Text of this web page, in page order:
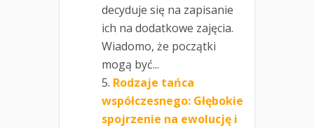
decyduje się na zapisanie
ich na dodatkowe zajęcia.
Wiadomo, że początki
mogą być...
Rodzaje tańca
współczesnego: Głębokie
spojrzenie na ewolucję i